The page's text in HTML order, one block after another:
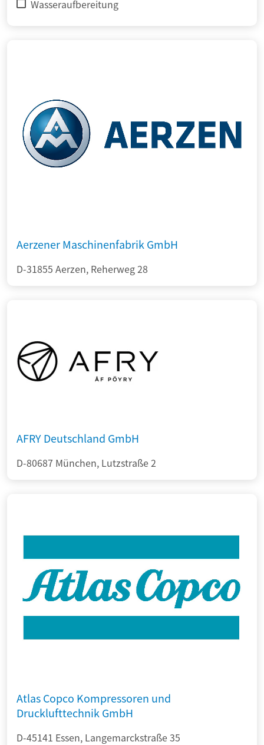
Wasseraufbereitung
Aerzener Maschinenfabrik GmbH
D-31855 Aerzen, Reherweg 28
AFRY Deutschland GmbH
D-80687 München, Lutzstraße 2
Atlas Copco Kompressoren und
Drucklufttechnik GmbH
D-45141 Essen, Langemarckstraße 35